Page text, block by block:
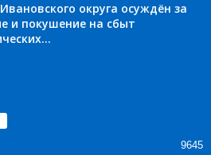
округа осуждён за
и покушение на сбыт
9645